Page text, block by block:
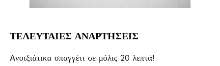
ΤΕΛΕΥΤΑΙΕΣ ΑΝΑΡΤΗΣΕΙΣ
Aνοιξιάτικα σπαγγέτι σε μόλις 20 λεπτά!